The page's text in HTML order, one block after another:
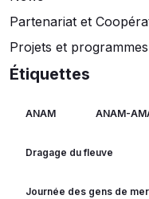
Partenariat et
Projets et programmes
Étiquettes
ANAM ANAM-
Dragage du fleuve
Journée des gens de mer